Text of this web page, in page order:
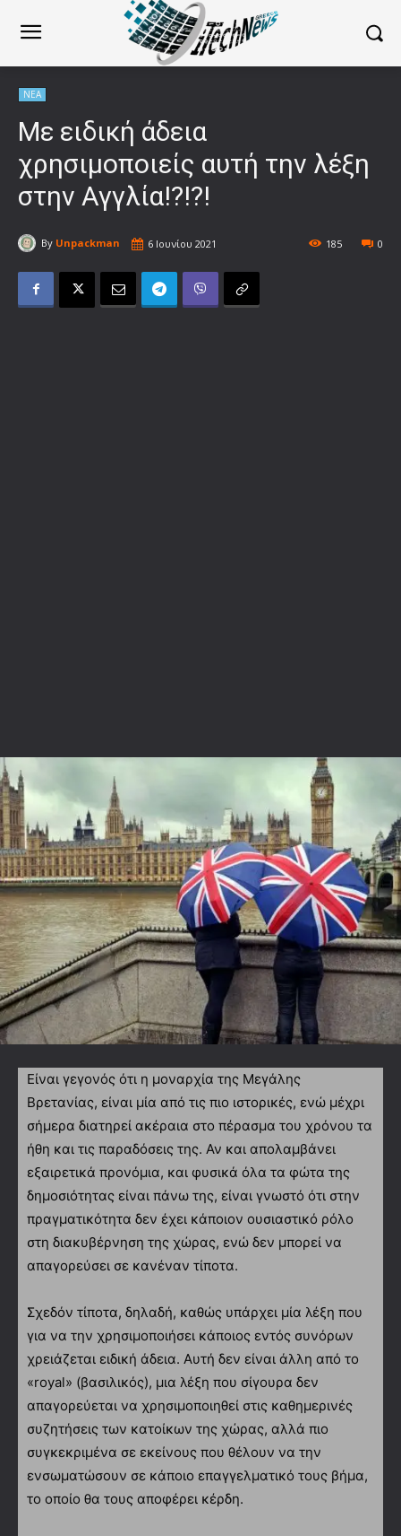
ΝΕΑ
Με ειδική άδεια
χρησιμοποιείς αυτή την λέξη
στην Αγγλία!?!?!
By Unpackman 6 Ιουνίου 2021 0
185
Είναι γεγονός ότι η μοναρχία της Μεγάλης
Βρετανίας, είναι μία από τις πιο ιστορικές, ενώ μέχρι
σήμερα διατηρεί ακέραια στο πέρασμα του χρόνου τα
ήθη και τις παραδόσεις της. Αν και απολαμβάνει
εξαιρετικά προνόμια, και φυσικά όλα τα φώτα της
δημοσιότητας είναι πάνω της, είναι γνωστό ότι στην
πραγματικότητα δεν έχει κάποιον ουσιαστικό ρόλο
στη διακυβέρνηση της χώρας, ενώ δεν μπορεί να
απαγορεύσει σε κανέναν τίποτα.
Σχεδόν τίποτα, δηλαδή, καθώς υπάρχει μία λέξη που
για να την χρησιμοποιήσει κάποιος εντός συνόρων
χρειάζεται ειδική άδεια. Αυτή δεν είναι άλλη από το
«royal» (βασιλικός), μια λέξη που σίγουρα δεν
απαγορεύεται να χρησιμοποιηθεί στις καθημερινές
συζητήσεις των κατοίκων της χώρας, αλλά πιο
συγκεκριμένα σε εκείνους που θέλουν να την
ενσωματώσουν σε κάποιο επαγγελματικό τους βήμα,
το οποίο θα τους αποφέρει κέρδη.